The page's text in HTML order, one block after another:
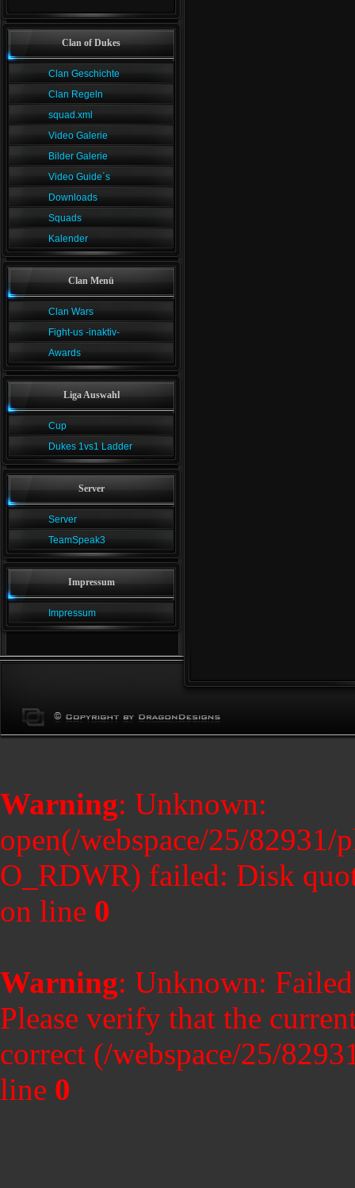
Clan of Dukes
Clan Geschichte
Clan Regeln
squad.xml
Video Galerie
Bilder Galerie
Video Guide´s
Downloads
Squads
Kalender
Clan Menü
Clan Wars
Fight-us -inaktiv-
Awards
Liga Auswahl
Cup
Dukes 1vs1 Ladder
Server
Server
TeamSpeak3
Impressum
Impressum
Warning: Unknown:
open(/webspace/25/82931/
O_RDWR) failed: Disk
on line 0
Warning: Unknown:
Please verify that the
correct (/webspace/25/
line 0